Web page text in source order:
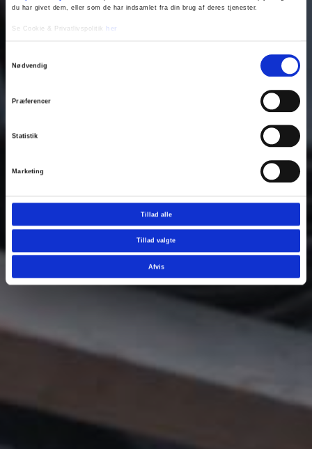
du har givet dem, eller som de har indsamlet fra din brug af deres tjenester.
Se Cookie & Privatlivspolitik her
Nødvendig
Præferencer
Statistik
Marketing
Tillad alle
Tillad valgte
Afvis